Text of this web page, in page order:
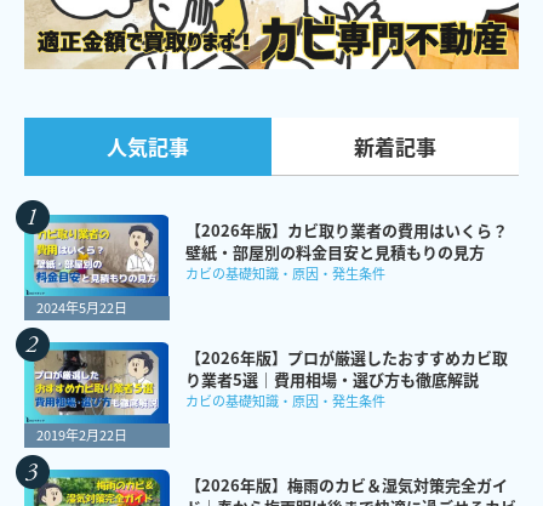
人気記事 新着記事
2024年5月22日
【2026年版】カビ取り業者の費用はいくら？
壁紙・部屋別の料金目安と見積もりの見方
カビの基礎知識・原因・発生条件
2019年2月22日
【2026年版】プロが厳選したおすすめカビ取
り業者5選｜費用相場・選び方も徹底解説
カビの基礎知識・原因・発生条件
【2026年版】梅雨のカビ＆湿気対策完全ガイ